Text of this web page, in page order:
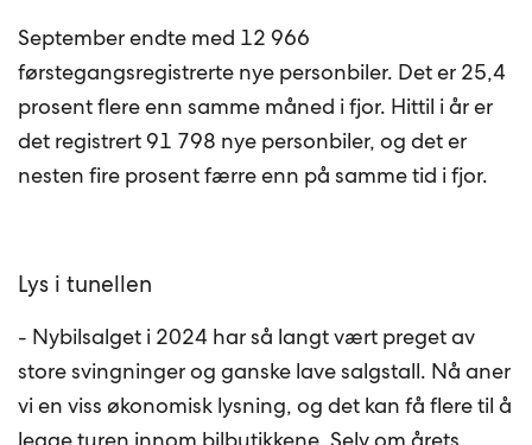
September endte med 12 966
førstegangsregistrerte nye personbiler. Det er 25,4
prosent flere enn samme måned i fjor. Hittil i år er
det registrert 91 798 nye personbiler, og det er
nesten fire prosent færre enn på samme tid i fjor.
Lys i tunellen
- Nybilsalget i 2024 har så langt vært preget av
store svingninger og ganske lave salgstall. Nå aner
vi en viss økonomisk lysning, og det kan få flere til å